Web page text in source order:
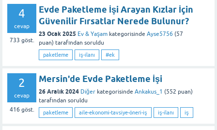
4
cevap
733 göst.
Evde Paketleme İşi Arayan Kızlar İçin
Güvenilir Fırsatlar Nerede Bulunur?
23 Ocak 2025 Ev & Yaşam kategorisinde Ayse5756 (57
puan) tarafından soruldu
paketleme iş-ilanı #ek
2
cevap
416 göst.
Mersin'de Evde Paketleme İşi
26 Aralık 2024 Diğer kategorisinde Ankakus_1 (552 puan)
tarafından soruldu
paketleme aile-ekonomi-tavsiye-öneri-iş iş-ilanı iş